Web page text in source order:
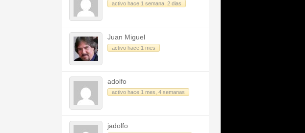
activo hace 1 semana, 2 dias
Juan Miguel
activo hace 1 mes
adolfo
activo hace 1 mes, 4 semanas
jadolfo